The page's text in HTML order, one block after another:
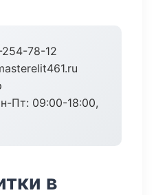
78-12
Пт: 09:00-18:00,
в